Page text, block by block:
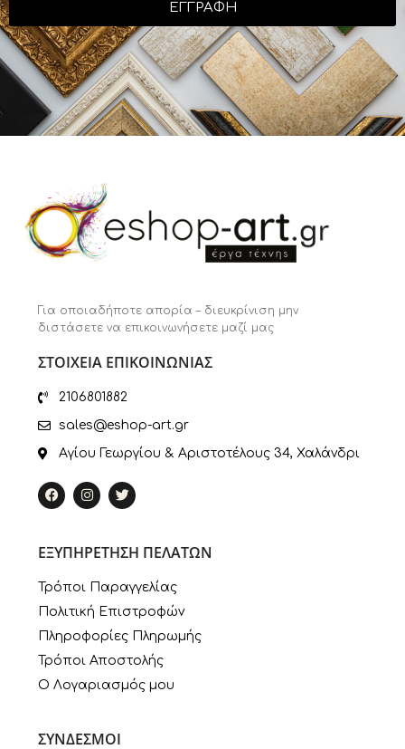
ΕΓΓΡΑΦΗ
Για οποιαδήποτε απορία – διευκρίνιση μην
διστάσετε να επικοινωνήσετε μαζί μας
ΣΤΟΙΧΕΙΑ ΕΠΙΚΟΙΝΩΝΙΑΣ
2106801882
sales@eshop-art.gr
Αγίου Γεωργίου & Αριστοτέλους 34, Χαλάνδρι
ΕΞΥΠΗΡΕΤΗΣΗ ΠΕΛΑΤΩΝ
Τρόποι Παραγγελίας
Πολιτική Επιστροφών
Πληροφορίες Πληρωμής
Τρόποι Αποστολής
Ο Λογαριασμός μου
ΣΥΝΔΕΣΜΟΙ